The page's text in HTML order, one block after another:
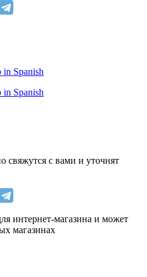
свяжутся с вами и уточнят
интернет-магазина и может
магазинах